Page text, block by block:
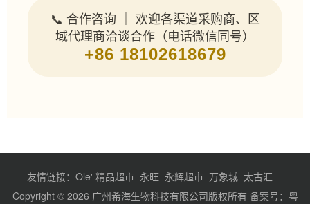
📞 合作咨询 ｜ 欢迎各渠道采购商、区
域代理商洽谈合作（电话微信同号）
+86 18102618679
友情链接： Ole' 精品超市 永旺 永辉超市 万象城 太古汇
Copyright © 2026 广州希海生物科技有限公司版权所有 备案号： 粤